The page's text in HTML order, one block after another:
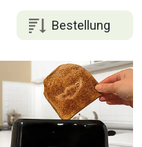
Bestellung